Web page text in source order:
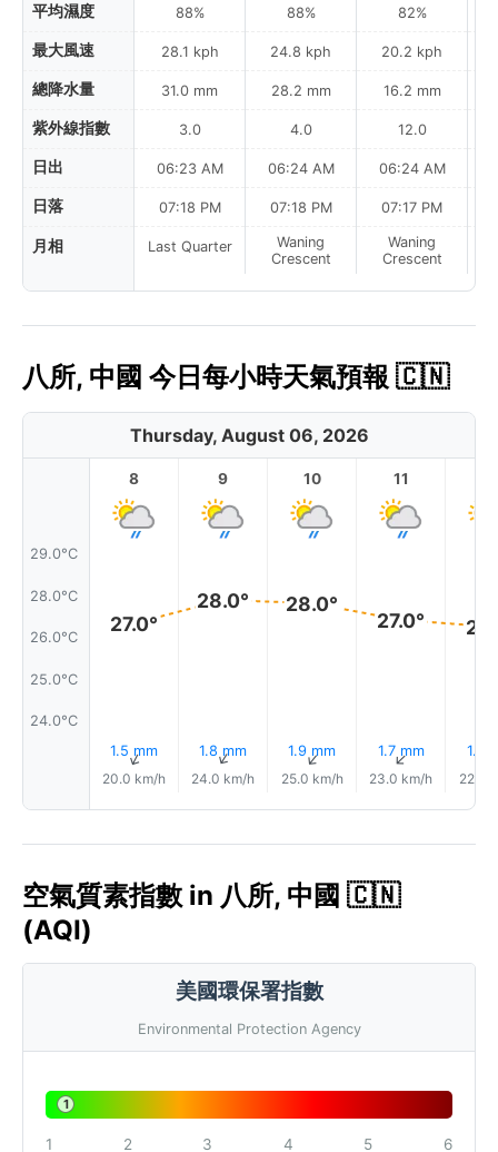
平均濕度
最大風速
總降水量
紫外線指數
日出
日落
月相
88%
28.1 kph
31.0 mm
3.0
06:23 AM
07:18 PM
Last Quarter
88%
24.8 kph
28.2 mm
4.0
06:24 AM
07:18 PM
Waning
Crescent
82%
20.2 kph
16.2 mm
12.0
06:24 AM
07:17 PM
Waning
Crescent
八所, 中國 今日每小時天氣預報 🇨🇳
Thursday, August 06, 2026
29.0°C
28.0°C
26.0°C
25.0°C
24.0°C
8
27.0°
1.5 mm
↑
20.0 km/h
9
28.0°
1.8 mm
↑
24.0 km/h
10
28.0°
1.9 mm
↑
25.0 km/h
11
27.0°
1.7 mm
↑
23.0 km/h
1.7
22.0
空氣質素指數 in 八所, 中國 🇨🇳
(AQI)
美國環保署指數
Environmental Protection Agency
1
1 2 3 4 5 6